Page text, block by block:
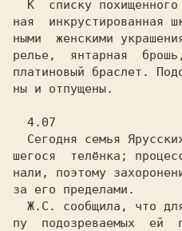
ная  инкрустированная
ными  женскими
релье,  янтарная
платиновый браслет.
ны и отпущены.
Сегодня семья
шегося  телёнка;
нали, поэтому
за его пределами.
пу  подозреваемых  ей